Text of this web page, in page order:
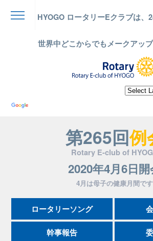
HYOGO ロータリーEクラブは、
世界中どこからでもメークアップ
第265回例
Rotary E-club of
2020年4月6日
4月は母子の健康月間です
ロータリーソング
幹事報告